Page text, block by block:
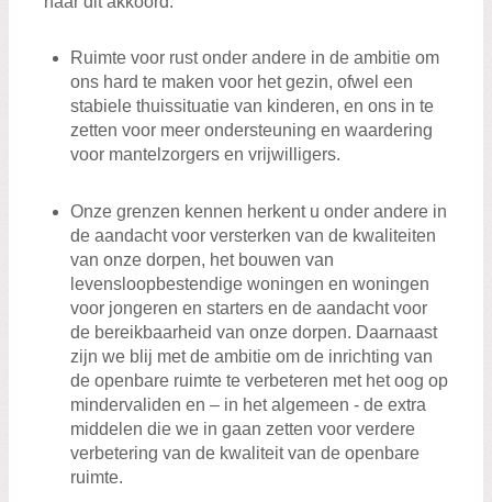
Ruimte voor rust onder andere in de ambitie om
ons hard te maken voor het gezin, ofwel een
stabiele thuissituatie van kinderen, en ons in te
zetten voor meer ondersteuning en waardering
voor mantelzorgers en vrijwilligers.
Onze grenzen kennen herkent u onder andere in
de aandacht voor versterken van de kwaliteiten
van onze dorpen, het bouwen van
levensloopbestendige woningen en woningen
voor jongeren en starters en de aandacht voor
de bereikbaarheid van onze dorpen. Daarnaast
zijn we blij met de ambitie om de inrichting van
de openbare ruimte te verbeteren met het oog op
mindervaliden en – in het algemeen - de extra
middelen die we in gaan zetten voor verdere
verbetering van de kwaliteit van de openbare
ruimte.